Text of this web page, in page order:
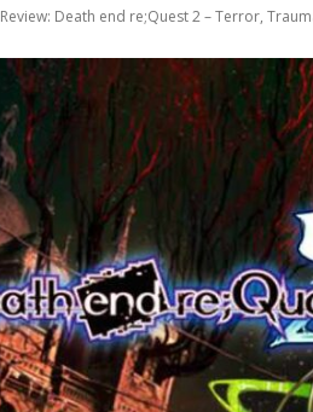
Review: Death end re;Quest 2 – Terror,